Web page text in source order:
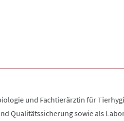
und Fachtierärztin für
Qualitätssicherung sowie als